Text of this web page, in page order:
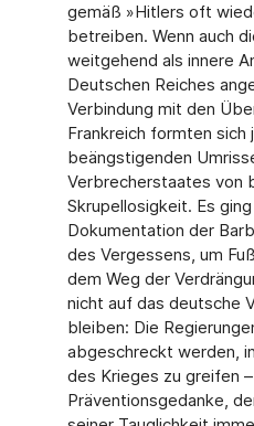
gemäß »Hitlers oft
betreiben. Wenn auch
weitgehend als innere
Deutschen Reiches
Verbindung mit den
Frankreich formten sich
beängstigenden
Verbrecherstaates von
Skrupellosigkeit. Es
Dokumentation der
des Vergessens, um
dem Weg der
nicht auf das deutsche
bleiben: Die
abgeschreckt werden,
des Krieges zu greifen
Präventionsgedanke,